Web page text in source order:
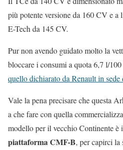
più potente versione da 160 CV e a
E-Tech da 145 CV.
Pur non avendo guidato molto la
bloccare i consumi a quota 6,7 l/
quello dichiarato da Renault in
Vale la pena precisare che questa
a che fare con quella
modello per il vecchio Continente è
piattaforma CMF-B, per capirci la